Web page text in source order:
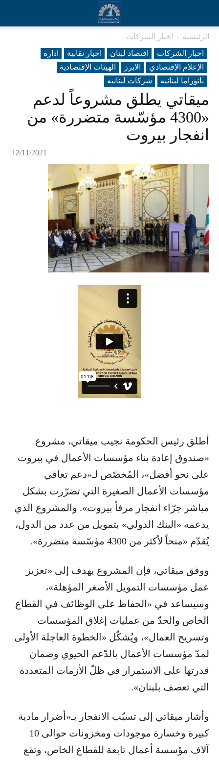
الرئيسية
اخبار الشركات
اخبار الشركات
اقتصاد لبنان اخبار نقابية
اداره
الإعلام الإقتصادي
الابرز
الهيئات الإقتصادية
بانوراما لبنانیه
شرکات لبنانیه
ميقاتي يطلق مشروعاً لدعم
«4300 مؤسّسة متضررة» من
انفجار بيروت
12/11/2021
أطلق رئيس الحكومة نجيب ميقاتي، مشروع
«صندوق إعادة بناء مؤسسات الأعمال في بيروت
على نحو أفضل»، المُخصّص لـ«دعم تعافي
مؤسسات الأعمال الصغيرة التي تضرّرت بشكل
مباشر جرّاء انفجار مرفأ بيروت». والمشروع الذي
يدعمه «البنك الدولي» بتمويل من عدد من الدول،
يُقدّم «منحاً لأكثر من 4300 مؤسّسة متضررة».
ووفق ميقاتي، فإن المشروع يهدف إلى «تعزيز
عمل مؤسسات التمويل الأصغر المؤهلة»،
وسيساعد في «الحفاظ على الوظائف في القطاع
الخاص والحدّ من عمليات إغلاق المؤسسات
وتسريح العمال»، ويُشكّل «الخطوة العاجلة الأولى
لمدّ مؤسسات الأعمال بالدّعم الحيوي وضمان
قدرتها على الاستمرار في ظلّ الأزمات المتعددة
التي تعصف بلبنان».
وأشار ميقاتي إلى تسبّب الانفجار بـ«أضرار مادية
كبيرة وخسارة موجودات ومخزونات حوالى 10
آلاف مؤسسة أعمال تابعة للقطاع الخاص، وتقع